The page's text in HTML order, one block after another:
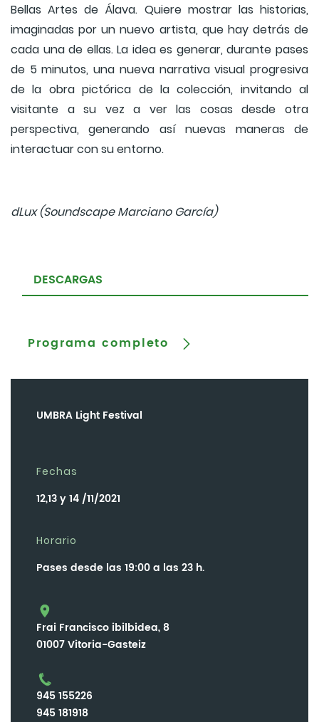
Bellas Artes de Álava. Quiere mostrar las historias,
imaginadas por un nuevo artista, que hay detrás de
cada una de ellas. La idea es generar, durante pases
de 5 minutos, una nueva narrativa visual progresiva
de la obra pictórica de la colección, invitando al
visitante a su vez a ver las cosas desde otra
perspectiva, generando así nuevas maneras de
interactuar con su entorno.
dLux (Soundscape Marciano García)
DESCARGAS
Programa completo
UMBRA Light Festival
Fechas
12,13 y 14 /11/2021
Horario
Pases desde las 19:00 a las 23 h.
Frai Francisco ibilbidea, 8
01007 Vitoria-Gasteiz
945 155226
945 181918